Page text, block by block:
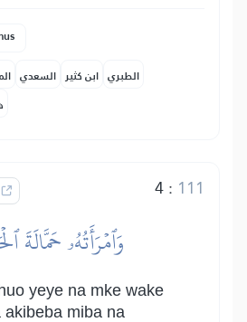
السعدي ابن كثير الطبري
4: 111
وَٱمۡرَأَتُهُۥ حَمَّالَةَ
yeye na mke wake
miba na